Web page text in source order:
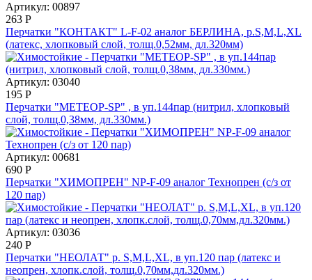
Артикул: 00897
263 Р
Перчатки "КОНТАКТ" L-F-02 аналог БЕРЛИНА, р.S,M,L,XL
(латекс, хлопковый слой, толщ.0,52мм, дл.320мм)
Артикул: 03040
195 Р
Перчатки "МЕТЕОР-SP" , в уп.144пар (нитрил, хлопковый
слой, толщ.0,38мм, дл.330мм.)
Артикул: 00681
690 Р
Перчатки "ХИМОПРЕН" NP-F-09 аналог Технопрен (с/з от
120 пар)
Артикул: 03036
240 Р
Перчатки "НЕОЛАТ" р. S,M,L,XL, в уп.120 пар (латекс и
неопрен, хлопк.слой, толщ.0,70мм,дл.320мм.)